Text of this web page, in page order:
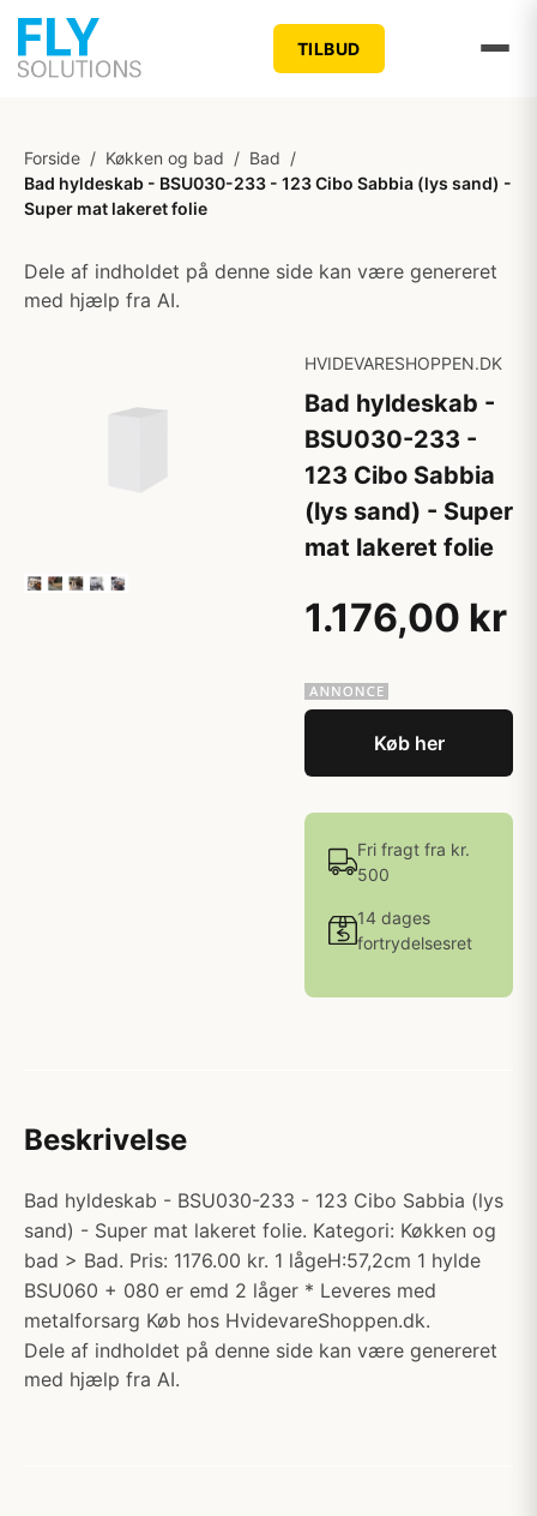
TILBUD
Forside / Køkken og bad / Bad /
Bad hyldeskab - BSU030-233 - 123 Cibo Sabbia (lys sand) -
Super mat lakeret folie
Dele af indholdet på denne side kan være genereret
med hjælp fra AI.
HVIDEVARESHOPPEN.DK
Bad hyldeskab -
BSU030-233 -
123 Cibo Sabbia
(lys sand) - Super
mat lakeret folie
1.176,00 kr
Køb her
Fri fragt fra kr.
500
14 dages
fortrydelsesret
Beskrivelse
Bad hyldeskab - BSU030-233 - 123 Cibo Sabbia (lys
sand) - Super mat lakeret folie. Kategori: Køkken og
bad > Bad. Pris: 1176.00 kr. 1 lågeH:57,2cm 1 hylde
BSU060 + 080 er emd 2 låger * Leveres med
metalforsarg Køb hos HvidevareShoppen.dk.
Dele af indholdet på denne side kan være genereret
med hjælp fra AI.